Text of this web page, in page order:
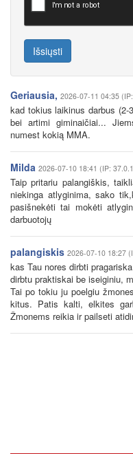
Išsiųsti
Geriausia, 2026-07-11 04:35
kad tokius laikinus darbus
bei artimi giminaičiai...
numest kokią MMA.
Milda 2026-07-10 18:41 (IP:
Taip pritariu palangiškis,
niekinga atlyginima, sako
pasišnekėti tai mokėti
darbuotojų
palangiskis 2026-07-10 18:27
kas Tau nores dirbti
dirbtu praktiskai be iseiginiu,
Tai po tokiu ju poelgiu
kitus. Patis kalti, elkites
Žmonems reikia ir pailseti